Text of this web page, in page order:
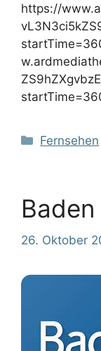
https://
Kategorien
Fernsehen
Baden
26. Oktober